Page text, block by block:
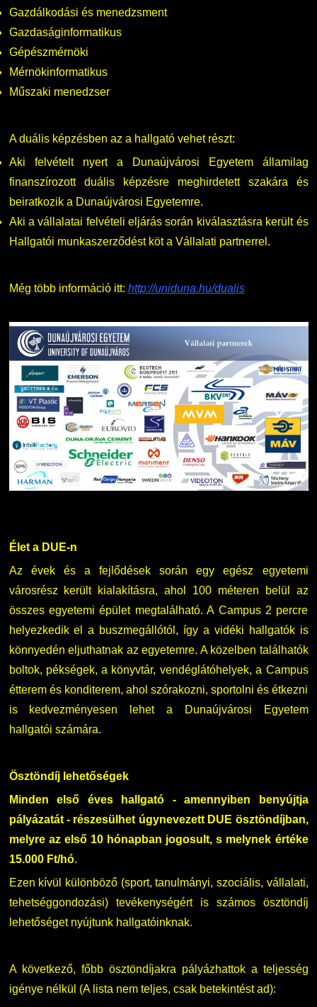
Gazdálkodási és menedzsment
Gazdaságinformatikus
Gépészmérnöki
Mérnökinformatikus
Műszaki menedzser
A duális képzésben az a hallgató vehet részt:
Aki felvételt nyert a Dunaújvárosi Egyetem államilag
finanszírozott duális képzésre meghirdetett szakára és
beiratkozik a Dunaújvárosi Egyetemre.
Aki a vállalatai felvételi eljárás során kiválasztásra került és
Hallgatói munkaszerződést köt a Vállalati partnerrel.
Még több információ itt: http://uniduna.hu/dualis
Élet a DUE-n
Az évek és a fejlődések során egy egész egyetemi
városrész került kialakításra, ahol 100 méteren belül az
összes egyetemi épület megtalálható. A Campus 2 percre
helyezkedik el a buszmegállótól, így a vidéki hallgatók is
könnyedén eljuthatnak az egyetemre. A közelben találhatók
boltok, pékségek, a könyvtár, vendéglátóhelyek, a Campus
étterem és konditerem, ahol szórakozni, sportolni és étkezni
is kedvezményesen lehet a Dunaújvárosi Egyetem
hallgatói számára.
Ösztöndíj lehetőségek
Minden első éves hallgató - amennyiben benyújtja
pályázatát - részesülhet úgynevezett DUE ösztöndíjban,
melyre az első 10 hónapban jogosult, s melynek értéke
15.000 Ft/hó.
Ezen kívül különböző (sport, tanulmányi, szociális, vállalati,
tehetséggondozási) tevékenységért is számos ösztöndíj
lehetőséget nyújtunk hallgatóinknak.
A következő, főbb ösztöndíjakra pályázhattok a teljesség
igénye nélkül (A lista nem teljes, csak betekintést ad):